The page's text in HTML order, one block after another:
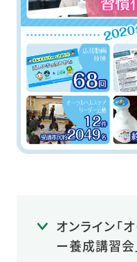
オンライン「
ー養成講習会